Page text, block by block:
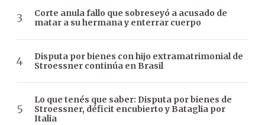
Corte anula fallo que sobreseyó a acusado de
matar a su hermana y enterrar cuerpo
Disputa por bienes con hijo extramatrimonial de
Stroessner continúa en Brasil
Lo que tenés que saber: Disputa por bienes de
Stroessner, déficit encubierto y Bataglia por
Italia